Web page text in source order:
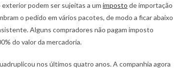
podem ser sujeitas a um imposto de importação
o pedido em vários pacotes, de modo a ficar abaixo
Alguns compradores não pagam imposto
do valor da mercadoria.
nos últimos quatro anos. A companhia agora